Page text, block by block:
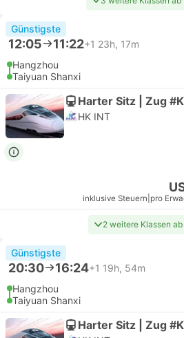
Günstigste
12:05 11:22+1 23h, 17m
Hangzhou
Taiyuan Shanxi
Harter Sitz | Zug
HK INT
inklusive Steuern pro
2 weitere Klassen
Günstigste
20:30 16:24+1 19h, 54m
Hangzhou
Taiyuan Shanxi
Harter Sitz | Zug